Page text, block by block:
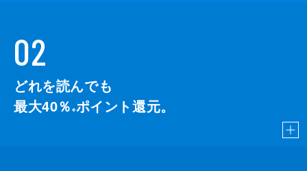
02
どれを読んでも
最大40％ ※ポイント還元。